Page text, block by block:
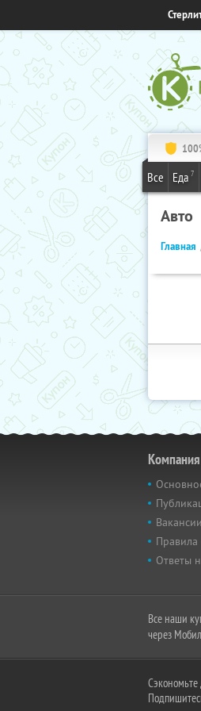
Все Еда 7
Авто
Главная
Компания
Вакансии
Правила
Ответы
Все наши
через